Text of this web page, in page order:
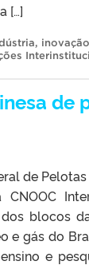
[…]
, inovação
de
de
CNOOC
blocos
e gás do
e